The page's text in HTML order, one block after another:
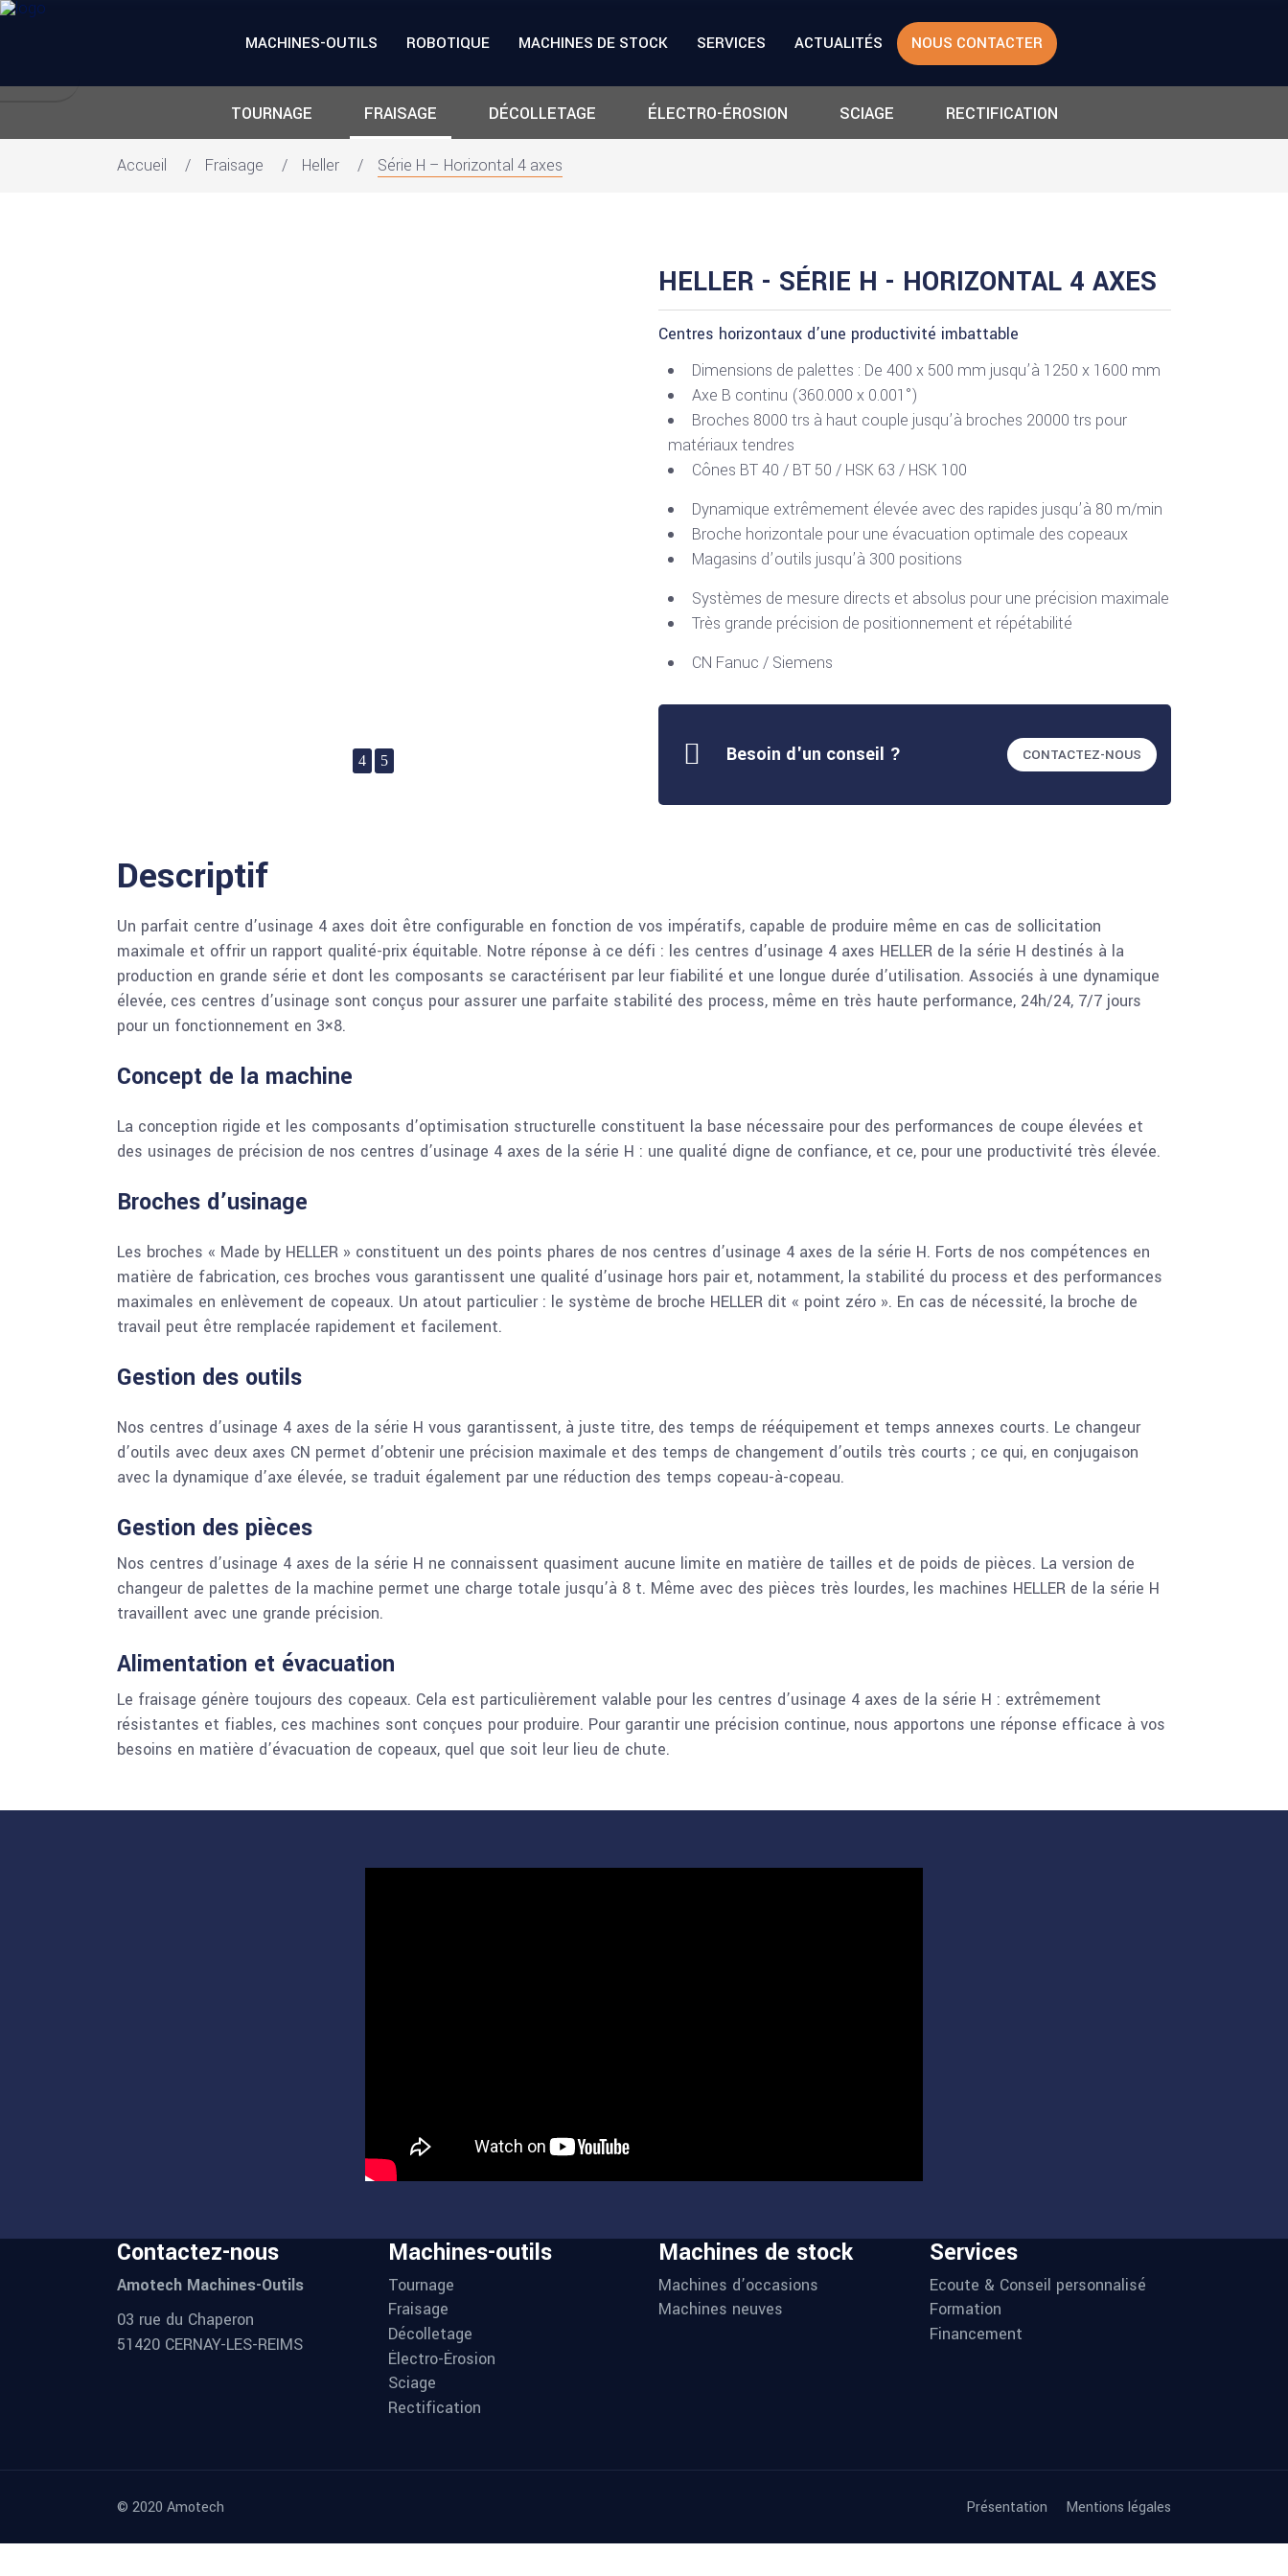
MACHINES-OUTILS ROBOTIQUE MACHINES DE STOCK SERVICES ACTUALITÉS NOUS CONTACTER
TOURNAGE FRAISAGE DÉCOLLETAGE ÉLECTRO-ÉROSION SCIAGE RECTIFICATION
Accueil Fraisage Heller Série H – Horizontal 4 axes
HELLER - SÉRIE H - HORIZONTAL 4 AXES
Centres horizontaux d’une productivité imbattable
Dimensions de palettes : De 400 x 500 mm jusqu’à 1250 x 1600 mm
Axe B continu (360.000 x 0.001°)
Broches 8000 trs à haut couple jusqu’à broches 20000 trs pour
matériaux tendres
Cônes BT 40 / BT 50 / HSK 63 / HSK 100
Dynamique extrêmement élevée avec des rapides jusqu’à 80 m/min
Broche horizontale pour une évacuation optimale des copeaux
Magasins d’outils jusqu’à 300 positions
Systèmes de mesure directs et absolus pour une précision maximale
Très grande précision de positionnement et répétabilité
CN Fanuc / Siemens
Besoin d'un conseil ? CONTACTEZ-NOUS
Descriptif
Un parfait centre d’usinage 4 axes doit être configurable en fonction de vos impératifs, capable de produire même en cas de sollicitation
maximale et offrir un rapport qualité-prix équitable. Notre réponse à ce défi : les centres d’usinage 4 axes HELLER de la série H destinés à la
production en grande série et dont les composants se caractérisent par leur fiabilité et une longue durée d’utilisation. Associés à une dynamique
élevée, ces centres d’usinage sont conçus pour assurer une parfaite stabilité des process, même en très haute performance, 24h/24, 7/7 jours
pour un fonctionnement en 3×8.
Concept de la machine
La conception rigide et les composants d’optimisation structurelle constituent la base nécessaire pour des performances de coupe élevées et
des usinages de précision de nos centres d’usinage 4 axes de la série H : une qualité digne de confiance, et ce, pour une productivité très élevée.
Broches d’usinage
Les broches « Made by HELLER » constituent un des points phares de nos centres d’usinage 4 axes de la série H. Forts de nos compétences en
matière de fabrication, ces broches vous garantissent une qualité d’usinage hors pair et, notamment, la stabilité du process et des performances
maximales en enlèvement de copeaux. Un atout particulier : le système de broche HELLER dit « point zéro ». En cas de nécessité, la broche de
travail peut être remplacée rapidement et facilement.
Gestion des outils
Nos centres d’usinage 4 axes de la série H vous garantissent, à juste titre, des temps de rééquipement et temps annexes courts. Le changeur
d’outils avec deux axes CN permet d’obtenir une précision maximale et des temps de changement d’outils très courts ; ce qui, en conjugaison
avec la dynamique d’axe élevée, se traduit également par une réduction des temps copeau-à-copeau.
Gestion des pièces
Nos centres d’usinage 4 axes de la série H ne connaissent quasiment aucune limite en matière de tailles et de poids de pièces. La version de
changeur de palettes de la machine permet une charge totale jusqu’à 8 t. Même avec des pièces très lourdes, les machines HELLER de la série H
travaillent avec une grande précision.
Alimentation et évacuation
Le fraisage génère toujours des copeaux. Cela est particulièrement valable pour les centres d’usinage 4 axes de la série H : extrêmement
résistantes et fiables, ces machines sont conçues pour produire. Pour garantir une précision continue, nous apportons une réponse efficace à vos
besoins en matière d’évacuation de copeaux, quel que soit leur lieu de chute.
Contactez-nous
Amotech Machines-Outils
03 rue du Chaperon
51420 CERNAY-LES-REIMS
Machines-outils
Tournage
Fraisage
Décolletage
Électro-Érosion
Sciage
Rectification
Machines de stock
Machines d’occasions
Machines neuves
Services
Ecoute & Conseil personnalisé
Formation
Financement
© 2020 Amotech Présentation Mentions légales